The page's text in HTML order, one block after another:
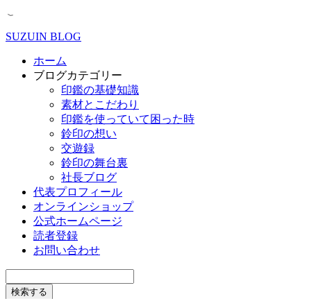
SUZUIN BLOG
ホーム
ブログカテゴリー
印鑑の基礎知識
素材とこだわり
印鑑を使っていて困った時
鈴印の想い
交遊録
鈴印の舞台裏
社長ブログ
代表プロフィール
オンラインショップ
公式ホームページ
読者登録
お問い合わせ